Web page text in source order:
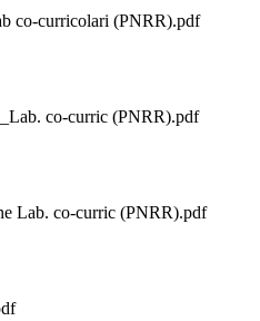
co-curricolari (PNRR).pdf
co-curric (PNRR).pdf
Lab. co-curric (PNRR).pdf